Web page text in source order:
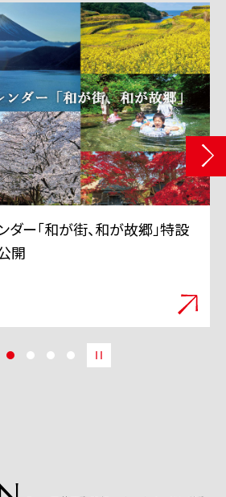
リーズ「三井のすずちゃん」
篇 6月11日から全国で放映